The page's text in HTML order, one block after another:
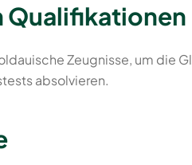
Qualifikationen
Zeugnisse, um die
absolvieren.